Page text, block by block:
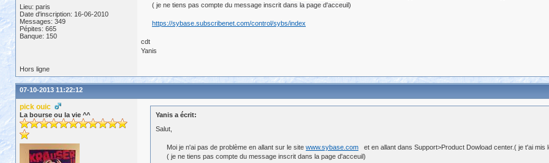
Lieu: paris
Date d'inscription: 16-06-2010
Messages: 349
Pépites: 665
Banque: 150
( je ne tiens pas compte du message inscrit dans la page d'acceuil)
https://sybase.subscribenet.com/control/sybs/index
cdt
Yanis
Hors ligne
07-10-2013 11:22:12
pick ouic
La bourse ou la vie ^^
Yanis a écrit:
Salut,
Moi je n'ai pas de problème en allant sur le site www.sybase.com et en allant dans Support>Product Dowload center.( je t'ai mis
( je ne tiens pas compte du message inscrit dans la page d'acceuil)